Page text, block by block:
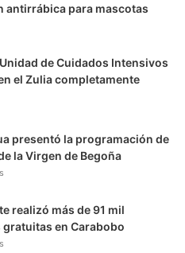
antirrábica para mascotas
de Cuidados Intensivos
el Zulia completamente
presentó la programación de
la Virgen de Begoña
realizó más de 91 mil
en Carabobo